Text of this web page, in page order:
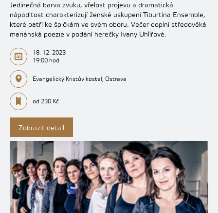
Jedinečná barva zvuku, vřelost projevu a dramatická
nápaditost charakterizují ženské uskupení Tiburtina Ensemble,
které patří ke špičkám ve svém oboru. Večer doplní středověká
mariánská poezie v podání herečky Ivany Uhlířové.
18. 12. 2023
19:00 hod.
Evangelický Kristův kostel, Ostrava
od 230 Kč
Zobrazit detail